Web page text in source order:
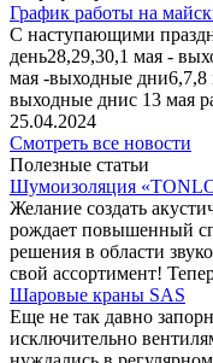
График работы на
С наступающими
день28,29,30,1 мая -
мая -выходные дни6,7,8
выходные днис 13 мая
25.04.2024
Смотреть все новости
Полезные статьи
Шумоизоляция
Желание создать
рождает повышенный
решения в области
свой ассортимент!
Шаровые краны SAS
Еще не так давно
исключительно